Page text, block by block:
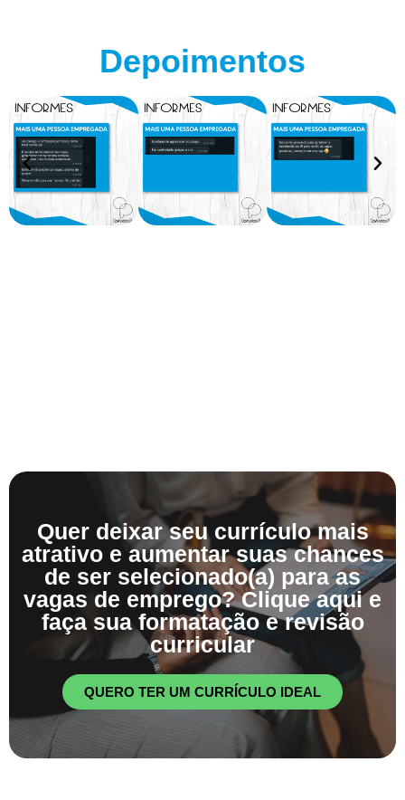
Depoimentos
Quer deixar seu currículo mais
atrativo e aumentar suas chances
de ser selecionado(a) para as
vagas de emprego? Clique aqui e
faça sua formatação e revisão
curricular
QUERO TER UM CURRÍCULO IDEAL